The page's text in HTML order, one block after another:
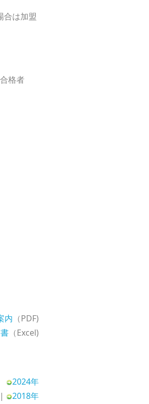
合は加盟
格者
内 （PDF)
（Excel)
2024年
|
2018年